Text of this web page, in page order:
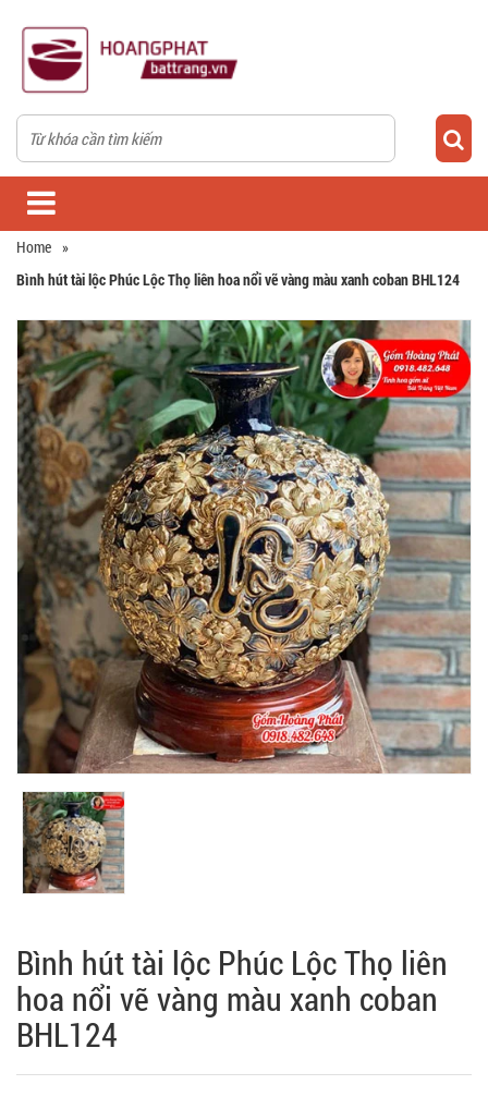
Home »
Bình hút tài lộc Phúc Lộc Thọ liên hoa nổi vẽ vàng màu xanh coban BHL124
Bình hút tài lộc Phúc Lộc Thọ liên
hoa nổi vẽ vàng màu xanh coban
BHL124